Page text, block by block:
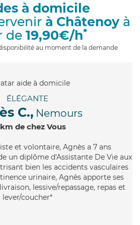
i
à domicile
à Châtenoy à
de 19,90€/h*
au moment de la demande
ÉLÉGANTE
C., Nemours
de chez Vous
et volontaire, Agnès a 7 ans
un diplôme d'Assistante De Vie aux
bien les accidents vasculaires
urinaire, Agnès apporte ses
lessive/repassage, repas et
lever/coucher*